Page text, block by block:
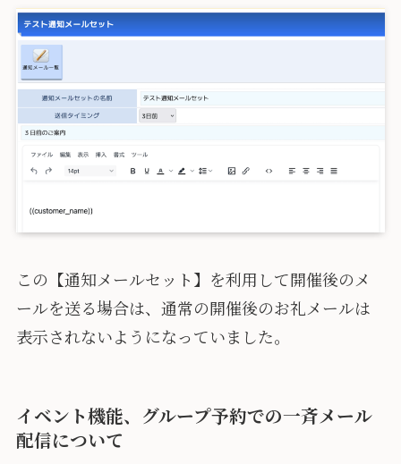
この【通知メールセット】を利用して開催後のメ
ールを送る場合は、通常の開催後のお礼メールは
表示されないようになっていました。
イベント機能、グループ予約での一斉メール
配信について